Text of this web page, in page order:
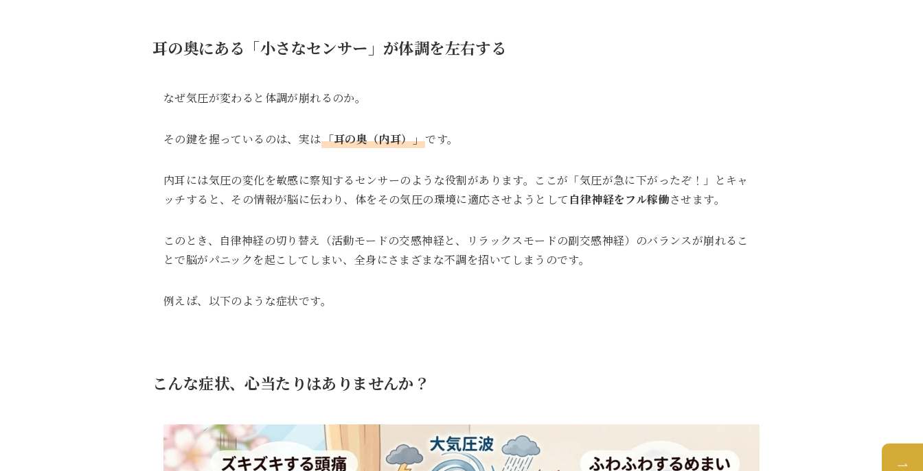
耳の奥にある「小さなセンサー」が体調を左右する
なぜ気圧が変わると体調が崩れるのか。
その鍵を握っているのは、実は「耳の奥（内耳）」です。
内耳には気圧の変化を敏感に察知するセンサーのような役割があります。ここが「気圧が急に下がったぞ！」とキャ
ッチすると、その情報が脳に伝わり、体をその気圧の環境に適応させようとして 自律神経をフル稼働させます。
このとき、自律神経の切り替え（活動モードの交感神経と、リラックスモードの副交感神経）のバランスが崩れるこ
とで脳がパニックを起こしてしまい、全身にさまざまな不調を招いてしまうのです。
例えば、以下のような症状です。
こんな症状、心当たりはありませんか？